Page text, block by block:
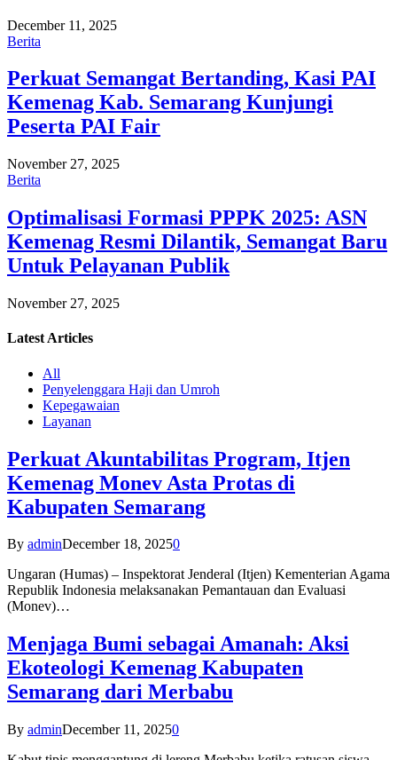
December 11, 2025
Berita
Perkuat Semangat Bertanding, Kasi PAI
Kemenag Kab. Semarang Kunjungi
Peserta PAI Fair
November 27, 2025
Berita
Optimalisasi Formasi PPPK 2025: ASN
Kemenag Resmi Dilantik, Semangat Baru
Untuk Pelayanan Publik
November 27, 2025
Latest Articles
All
Penyelenggara Haji dan Umroh
Kepegawaian
Layanan
Perkuat Akuntabilitas Program, Itjen
Kemenag Monev Asta Protas di
Kabupaten Semarang
By adminDecember 18, 20250
Ungaran (Humas) – Inspektorat Jenderal (Itjen) Kementerian Agama
Republik Indonesia melaksanakan Pemantauan dan Evaluasi
(Monev)…
Menjaga Bumi sebagai Amanah: Aksi
Ekoteologi Kemenag Kabupaten
Semarang dari Merbabu
By adminDecember 11, 20250